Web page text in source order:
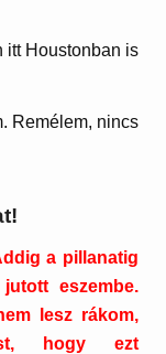
itt Houstonban is
Remélem, nincs
a pillanatig
eszembe.
lesz rákom,
hogy ezt